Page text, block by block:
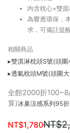
內含枕心+雙
為響應環保，
求，可備註提
相關商品
▸雙淇淋枕頭S號(頭圍
▸透氣枕頭M號(頭圍
全館2000折
算)冰巢涼感系列95
NT$1,780